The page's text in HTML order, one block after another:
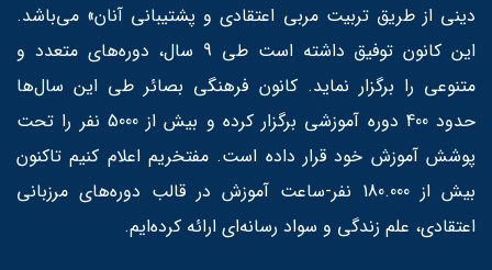
دینی از طریق تربیت مربی اعتقادی و پشتیبانی آنان» می‌باشد.
این کانون توفیق داشته است طی 9 سال، دوره‌های متعدد و
متنوعی را برگزار نماید. کانون فرهنگی بصائر طی این سال‌ها
حدود 400 دوره آموزشی برگزار کرده و بیش از 5000 نفر را تحت
پوشش آموزش خود قرار داده است. مفتخریم اعلام کنیم تاکنون
بیش از 180.000 نفر-ساعت آموزش در قالب دوره‌های مرزبانی
اعتقادی، علم زندگی و سواد رسانه‌ای ارائه کرده‌ایم.